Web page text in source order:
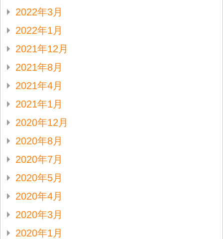
2022年3月
2022年1月
2021年12月
2021年8月
2021年4月
2021年1月
2020年12月
2020年8月
2020年7月
2020年5月
2020年4月
2020年3月
2020年1月